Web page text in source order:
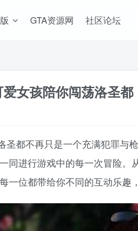
GTA资源网 社区论坛
女孩陪你闯荡洛圣都
圣都不再只是一个充满犯罪
同进行游戏中的每一次冒险
一位都带给你不同的互动乐趣